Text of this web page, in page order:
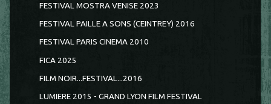
FESTIVAL MOSTRA VENISE 2023
FESTIVAL PAILLE A SONS (CEINTREY) 2016
FESTIVAL PARIS CINEMA 2010
FICA 2025
FILM NOIR...FESTIVAL...2016
LUMIERE 2015 - GRAND LYON FILM FESTIVAL